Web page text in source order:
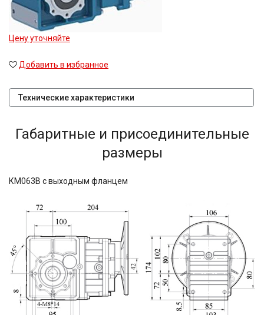
Цену уточняйте
Добавить в избранное
Технические характеристики
Габаритные и присоединительные
размеры
КМ063В с выходным фланцем